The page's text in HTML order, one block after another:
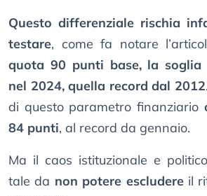
Questo differenziale rischia
testare, come fa notare
quota 90 punti base, la soglia
nel 2024, quella record dal 2012
di questo parametro finanziario
84 punti, al record da gennaio.
Ma il caos istituzionale e
tale da non potere escludereil